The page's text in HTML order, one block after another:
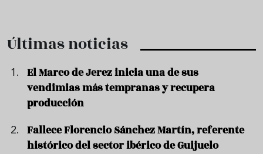
Últimas noticias
El Marco de Jerez inicia una de sus
vendimias más tempranas y recupera
producción
Fallece Florencio Sánchez Martín, referente
histórico del sector ibérico de Guijuelo